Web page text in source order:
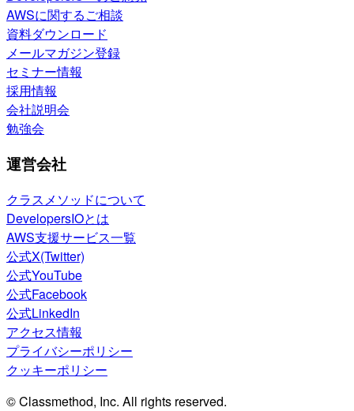
AWSに関するご相談
資料ダウンロード
メールマガジン登録
セミナー情報
採用情報
会社説明会
勉強会
運営会社
クラスメソッドについて
DevelopersIOとは
AWS支援サービス一覧
公式X(Twitter)
公式YouTube
公式Facebook
公式LinkedIn
アクセス情報
プライバシーポリシー
クッキーポリシー
© Classmethod, Inc. All rights reserved.